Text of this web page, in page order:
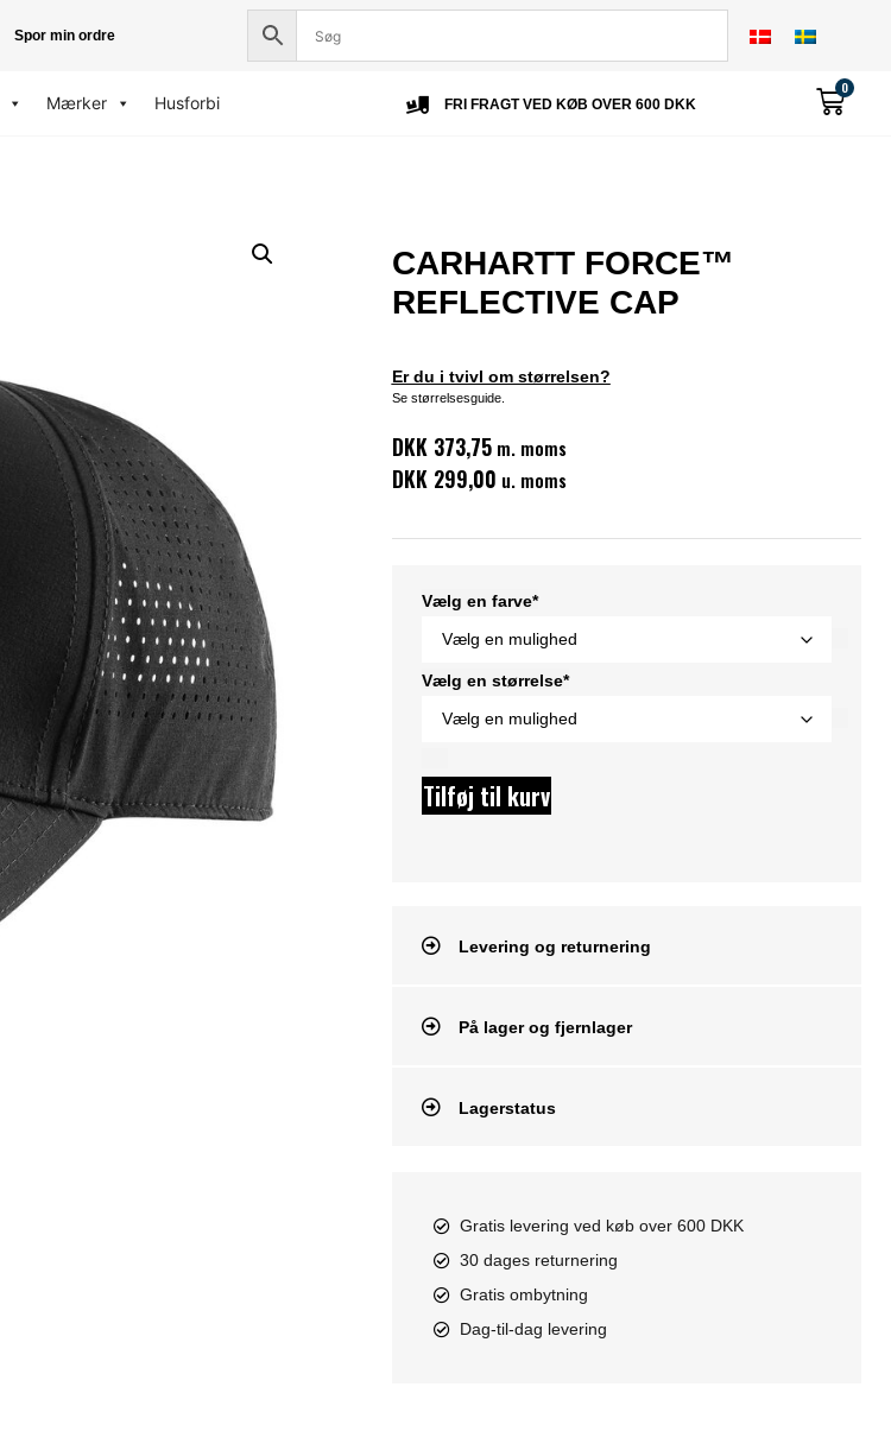
Spor min ordre
Mærker Husforbi FRI FRAGT VED KØB OVER 600 DKK
0
CARHARTT FORCE™
REFLECTIVE CAP
Er du i tvivl om størrelsen?
Se størrelsesguide.
DKK 373,75m. moms
DKK 299,00 u. moms
Vælg en farve*
Vælg en størrelse*
Tilføj til kurv
Levering og returnering
På lager og fjernlager
Lagerstatus
Gratis levering ved køb over 600 DKK
30 dages returnering
Gratis ombytning
Dag-til-dag levering